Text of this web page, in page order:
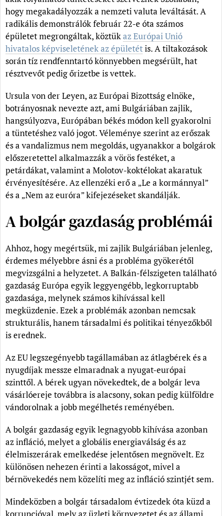
hogy megakadályozzák a nemzeti valuta leváltását. A
radikális demonstrálók február 22-e óta számos
épületet megrongáltak, köztükaz Európai Unió
hivatalos képviseletének az épületétis. A tiltakozások
során tíz rendfenntartó könnyebben megsérült, hat
résztvevőt pedig őrizetbe is vettek.
Ursula von der Leyen, az Európai Bizottság elnöke,
botrányosnak nevezte azt, ami Bulgáriában zajlik,
hangsúlyozva, Európában békés módon kell gyakorolni
a tüntetéshez való jogot. Véleménye szerint az erőszak
és a vandalizmus nem megoldás, ugyanakkor a bolgárok
előszeretettel alkalmazzák a vörös festéket, a
petárdákat, valamint a Molotov-koktélokat akaratuk
érvényesítésére. Az ellenzéki erő a „Le a kormánnyal”
és a „Nem az euróra” kifejezéseket skandálják.
A bolgár gazdaság problémái
Ahhoz, hogy megértsük, mi zajlik Bulgáriában jelenleg,
érdemes mélyebbre ásni és a probléma gyökerétől
megvizsgálni a helyzetet. A Balkán-félszigeten található
gazdaság Európa egyik leggyengébb, legkorruptabb
gazdasága, melynek számos kihívással kell
megküzdenie. Ezek a problémák azonban nemcsak
strukturális, hanem társadalmi és politikai tényezőkből
is erednek.
Az EU legszegényebb tagállamában az átlagbérek és a
nyugdíjak messze elmaradnak a nyugat-európai
szinttől. A bérek ugyan növekedtek, de a bolgár leva
vásárlóereje továbbra is alacsony, sokan pedig külföldre
vándorolnak a jobb megélhetés reményében.
A bolgár gazdaság egyik legnagyobb kihívása azonban
az infláció, melyet a globális energiaválság és az
élelmiszerárak emelkedése jelentősen megnövelt. Ez
különösen nehezen érinti a lakosságot, mivel a
bérnövekedés nem közelíti meg az infláció szintjét sem.
Mindeközben a bolgár társadalom évtizedek óta küzd a